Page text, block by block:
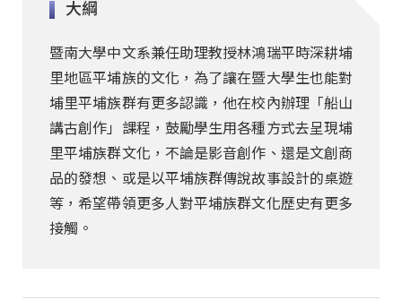
大綱
暨南大學中文系兼任助理教授林鴻瑞平時深耕埔
里地區平埔族的文化，為了讓在暨大學生也能對
埔里平埔族群有更多認識，他在校內辦理「船山
講古創作」課程，鼓勵學生用各種方式去呈現埔
里平埔族群文化，不論是影音創作、還是文創商
品的發想、或是以平埔族群傳說故事設計的桌遊
等，希望帶領更多人對平埔族群文化歷史有更多
接觸。